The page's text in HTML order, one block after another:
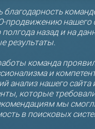
продвижению
полгода назад и на
результаты.
команда
и
анализ нашего
которые
мы
в поисковых